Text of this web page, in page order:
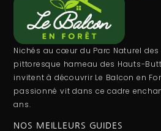
Nichés au cœur du Parc Naturel des
pittoresque hameau des Hauts-
invitent à découvrir Le Balcon en
passionné vit dans ce cadre
ans.
NOS MEILLEURS GUIDES